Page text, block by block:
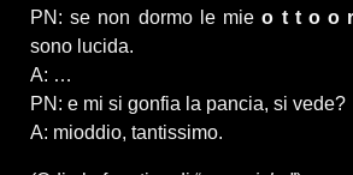
PN: se non dormo le mieo t t o o
sono lucida.
A: …
PN: e mi si gonfia la pancia, si vede?
A: mioddio, tantissimo.